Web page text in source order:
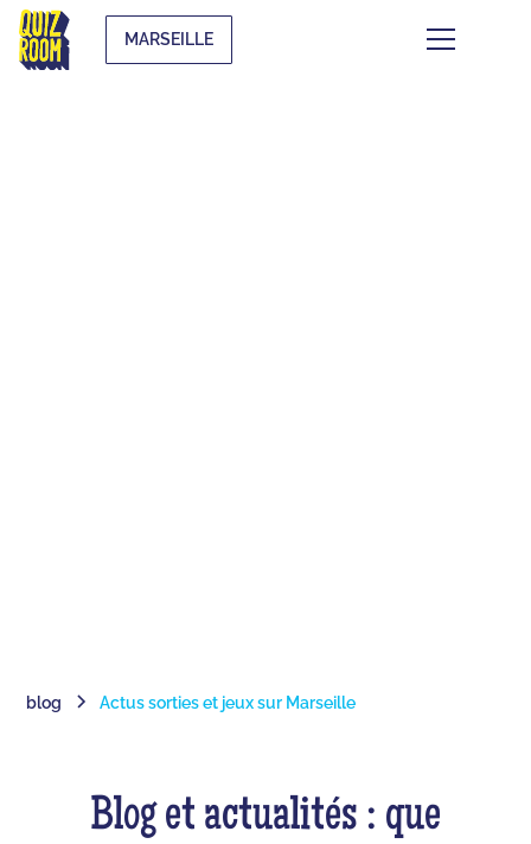
MARSEILLE
blog Actus sorties et jeux sur Marseille
Blog et actualités : que